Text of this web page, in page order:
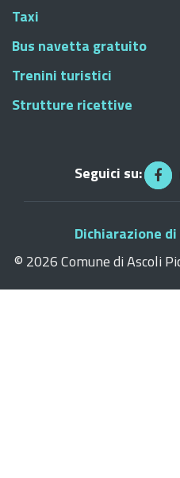
Taxi
Bus navetta gratuito
Trenini turistici
Strutture ricettive
Seguici su:
Dichiarazione
© 2026 Comune di Ascoli